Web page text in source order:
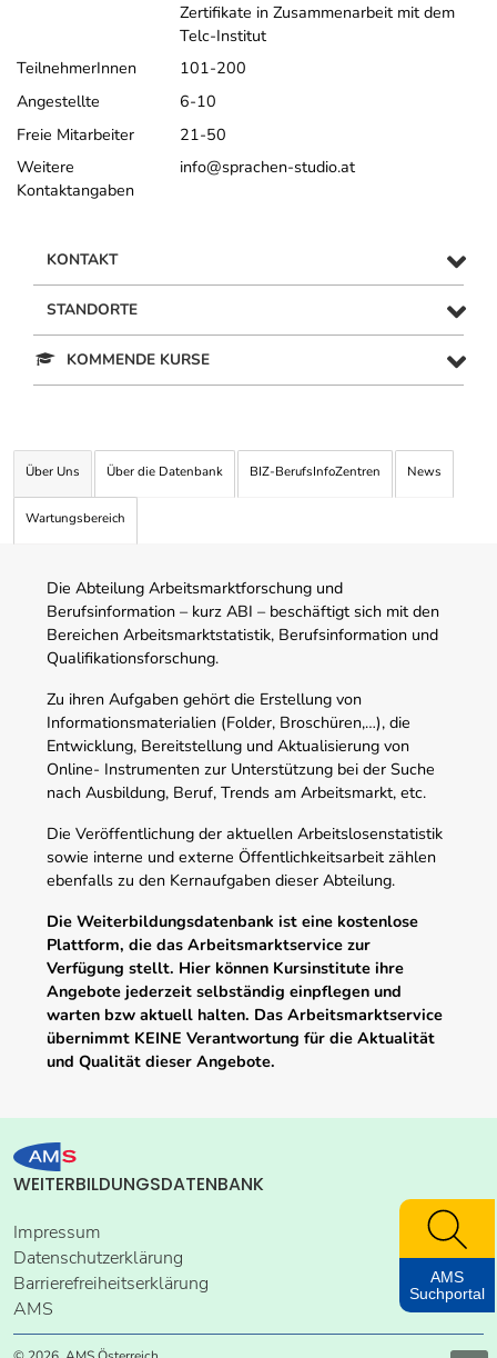
Zertifikate in Zusammenarbeit mit dem
Telc-Institut
TeilnehmerInnen
101-200
Angestellte
6-10
Freie Mitarbeiter
21-50
Weitere
Kontaktangaben
info@sprachen-studio.at
KONTAKT
STANDORTE
KOMMENDE KURSE
Über Uns Über die Datenbank BIZ-BerufsInfoZentren News
Wartungsbereich
Die Abteilung Arbeitsmarktforschung und
Berufsinformation – kurz ABI – beschäftigt sich mit den
Bereichen Arbeitsmarktstatistik, Berufsinformation und
Qualifikationsforschung.
Zu ihren Aufgaben gehört die Erstellung von
Informationsmaterialien (Folder, Broschüren,…), die
Entwicklung, Bereitstellung und Aktualisierung von
Online- Instrumenten zur Unterstützung bei der Suche
nach Ausbildung, Beruf, Trends am Arbeitsmarkt, etc.
Die Veröffentlichung der aktuellen Arbeitslosenstatistik
sowie interne und externe Öffentlichkeitsarbeit zählen
ebenfalls zu den Kernaufgaben dieser Abteilung.
Die Weiterbildungsdatenbank ist eine kostenlose
Plattform, die das Arbeitsmarktservice zur
Verfügung stellt. Hier können Kursinstitute ihre
Angebote jederzeit selbständig einpflegen und
warten bzw aktuell halten. Das Arbeitsmarktservice
übernimmt KEINE Verantwortung für die Aktualität
und Qualität dieser Angebote.
WEITERBILDUNGSDATENBANK
Impressum
Datenschutzerklärung
Barrierefreiheitserklärung
AMS
AMS
Suchportal